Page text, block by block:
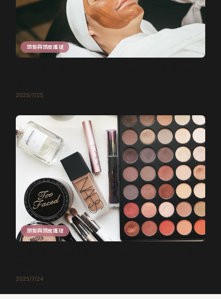
頭髮與頭皮護理
2025/7/25
頭髮與頭皮護理
2025/7/24